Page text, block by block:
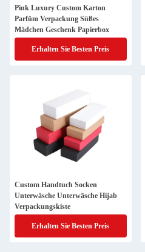
Pink Luxury Custom Karton
Parfüm Verpackung Süßes
Mädchen Geschenk Papierbox
Erhalten Sie Besten Preis
Custom Handtuch Socken
Unterwäsche Unterwäsche Hijab
Verpackungskiste
Erhalten Sie Besten Preis